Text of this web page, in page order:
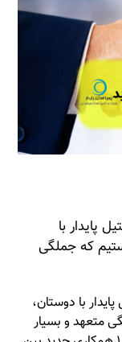
پایدار با
که جملگی
با دوستان،
متعهد و بسیار